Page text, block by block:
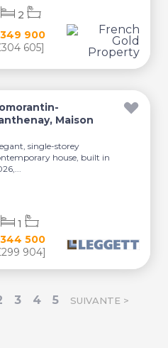
900
605]
2
Maison
single-storey
house, built in
500
904]
1
3 4 5 SUIVANTE >